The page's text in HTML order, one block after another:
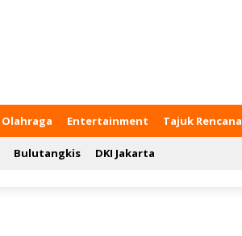
Olahraga Entertainment Tajuk Rencana
Bulutangkis DKI Jakarta